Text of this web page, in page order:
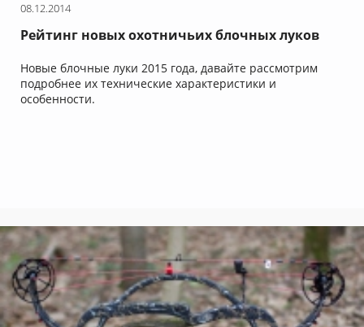
08.12.2014
Рейтинг новых охотничьих блочных луков
Новые блочные луки 2015 года, давайте рассмотрим
подробнее их технические характеристики и
особенности.